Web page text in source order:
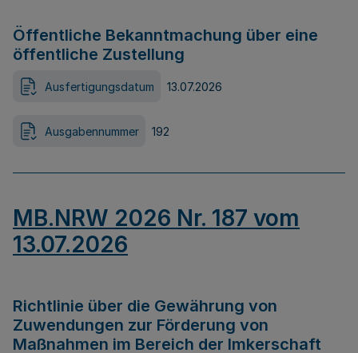
Öffentliche Bekanntmachung über eine
öffentliche Zustellung
Ausfertigungsdatum 13.07.2026
Ausgabennummer 192
MB.NRW 2026 Nr. 187 vom
13.07.2026
Richtlinie über die Gewährung von
Zuwendungen zur Förderung von
Maßnahmen im Bereich der Imkerschaft